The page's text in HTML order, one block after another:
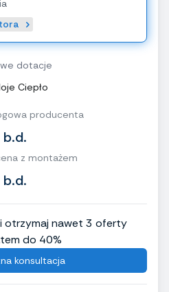
dotacje
Ciepło
producenta
b.d.
z montażem
b.d.
i otrzymaj nawet 3 oferty
do 40%
konsultacja